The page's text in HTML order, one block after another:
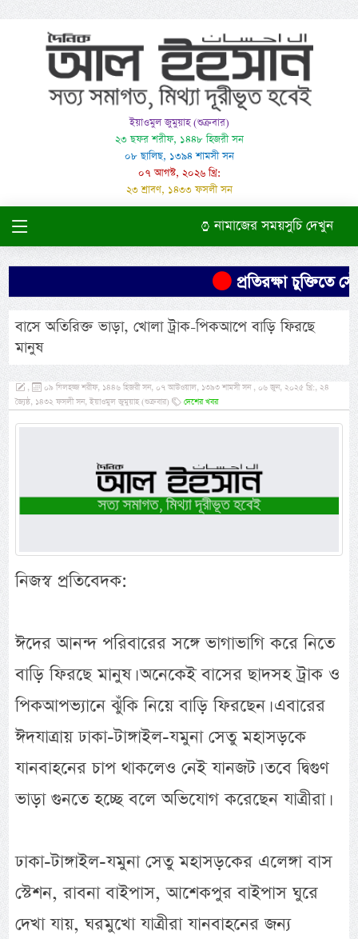
ইয়াওমুল জুমুয়াহ (শুক্রবার)
২৩ ছফর শরীফ, ১৪৪৮ হিজরী সন
০৮ ছালিছ, ১৩৯৪ শামসী সন
০৭ আগস্ট, ২০২৬ খ্রি:
২৩ শ্রাবণ, ১৪৩৩ ফসলী সন
নামাজের সময়সুচি দেখুন
প্রতিরক্ষা চুক্তিতে
বাসে অতিরিক্ত ভাড়া, খোলা ট্রাক-পিকআপে বাড়ি ফিরছে
মানুষ
,
০৯ যিলহজ্জ শরীফ, ১৪৪৬ হিজরী সন, ০৭ আউওয়াল, ১৩৯৩ শামসী সন , ০৬ জুন, ২০২৫ খ্রি:, ২৪
জ্যৈষ্ঠ, ১৪৩২ ফসলী সন, ইয়াওমুল জুমুয়াহ (শুক্রবার)
দেশের খবর
নিজস্ব প্রতিবেদক:
ঈদের আনন্দ পরিবারের সঙ্গে ভাগাভাগি করে নিতে
বাড়ি ফিরছে মানুষ। অনেকেই বাসের ছাদসহ ট্রাক ও
পিকআপভ্যানে ঝুঁকি নিয়ে বাড়ি ফিরছেন। এবারের
ঈদযাত্রায় ঢাকা-টাঙ্গাইল-যমুনা সেতু মহাসড়কে
যানবাহনের চাপ থাকলেও নেই যানজট। তবে দ্বিগুণ
ভাড়া গুনতে হচ্ছে বলে অভিযোগ করেছেন যাত্রীরা।
ঢাকা-টাঙ্গাইল-যমুনা সেতু মহাসড়কের এলেঙ্গা বাস
স্টেশন, রাবনা বাইপাস, আশেকপুর বাইপাস ঘুরে
দেখা যায়, ঘরমুখো যাত্রীরা যানবাহনের জন্য